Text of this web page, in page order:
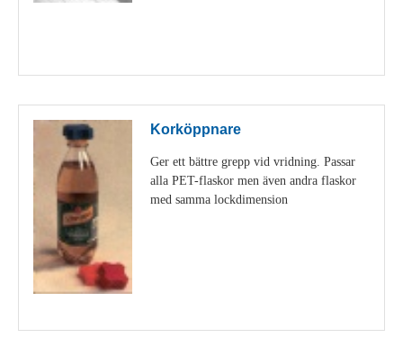
Korköppnare
Ger ett bättre grepp vid vridning. Passar
alla PET-flaskor men även andra flaskor
med samma lockdimension